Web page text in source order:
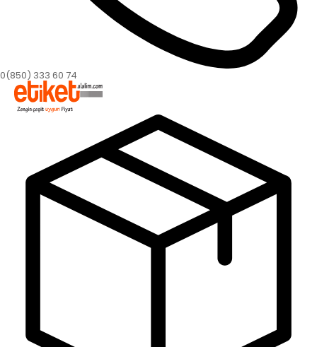
0(850) 333 60 74